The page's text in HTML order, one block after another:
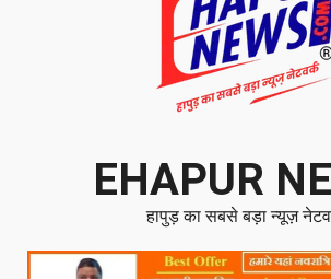
EHAPUR
हापुड़ का सबसे बड़ा न्यूज़